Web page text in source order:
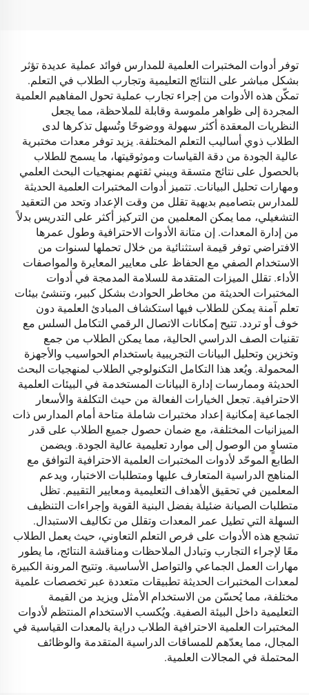
توفر أدوات المختبرات العلمية للمدارس فوائد عملية عديدة تؤثر
بشكل مباشر على النتائج التعليمية وتجارب الطلاب في التعلم.
تمكّن هذه الأدوات من إجراء تجارب عملية تحول المفاهيم العلمية
المجردة إلى ظواهر ملموسة وقابلة للملاحظة، مما يجعل
النظريات المعقدة أكثر سهولة ووضوحًا وتُسهل تذكرها لدى
الطلاب ذوي أساليب التعلم المختلفة. يزيد توفر معدات مختبرية
عالية الجودة من دقة القياسات وموثوقيتها، ما يسمح للطلاب
بالحصول على نتائج متسقة ويبني ثقتهم بمنهجيات البحث العلمي
ومهارات تحليل البيانات. تتميز أدوات المختبرات العلمية الحديثة
للمدارس بتصاميم بديهية تقلل من وقت الإعداد وتحد من التعقيد
التشغيلي، مما يمكن المعلمين من التركيز أكثر على التدريس بدلاً
من إدارة المعدات. إن متانة الأدوات الاحترافية وطول عمرها
الافتراضي توفر قيمة استثنائية من خلال تحملها لسنوات من
الاستخدام الصفي مع الحفاظ على معايير المعايرة والمواصفات
الأداء. تقلل الميزات المتقدمة للسلامة المدمجة في أدوات
المختبرات الحديثة من مخاطر الحوادث بشكل كبير، وتنشئ بيئات
تعلم آمنة يمكن للطلاب فيها استكشاف المبادئ العلمية دون
خوف أو تردد. تتيح إمكانات الاتصال الرقمي التكامل السلس مع
تقنيات الصف الدراسي الحالية، مما يمكن الطلاب من جمع
وتخزين وتحليل البيانات التجريبية باستخدام الحواسيب والأجهزة
المحمولة. ويُعد هذا التكامل التكنولوجي الطلاب لمنهجيات البحث
الحديثة وممارسات إدارة البيانات المستخدمة في البيئات العلمية
الاحترافية. تجعل الخيارات الفعالة من حيث التكلفة والأسعار
الجماعية إمكانية إعداد مختبرات شاملة متاحة أمام المدارس ذات
الميزانيات المختلفة، مع ضمان حصول جميع الطلاب على قدر
متساوٍ من الوصول إلى موارد تعليمية عالية الجودة. ويضمن
الطابع الموحّد لأدوات المختبرات العلمية الاحترافية التوافق مع
المناهج الدراسية المتعارف عليها ومتطلبات الاختبار، ويدعم
المعلمين في تحقيق الأهداف التعليمية ومعايير التقييم. تظل
متطلبات الصيانة ضئيلة بفضل البنية القوية وإجراءات التنظيف
السهلة التي تطيل عمر المعدات وتقلل من تكاليف الاستبدال.
تشجع هذه الأدوات على فرص التعلم التعاوني، حيث يعمل الطلاب
معًا لإجراء التجارب وتبادل الملاحظات ومناقشة النتائج، ما يطور
مهارات العمل الجماعي والتواصل الأساسية. وتتيح المرونة الكبيرة
لمعدات المختبرات الحديثة تطبيقات متعددة عبر تخصصات علمية
مختلفة، مما يُحسّن من الاستخدام الأمثل ويزيد من القيمة
التعليمية داخل البيئة الصفية. ويُكسب الاستخدام المنتظم لأدوات
المختبرات العلمية الاحترافية الطلاب دراية بالمعدات القياسية في
المجال، مما يعدّهم للمساقات الدراسية المتقدمة والوظائف
المحتملة في المجالات العلمية.